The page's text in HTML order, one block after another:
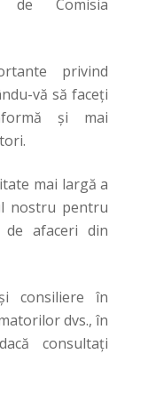
de Comisia
privind
vă să faceți
și mai
mai largă a
nostru pentru
afaceri din
consiliere în
dvs., în
consultați